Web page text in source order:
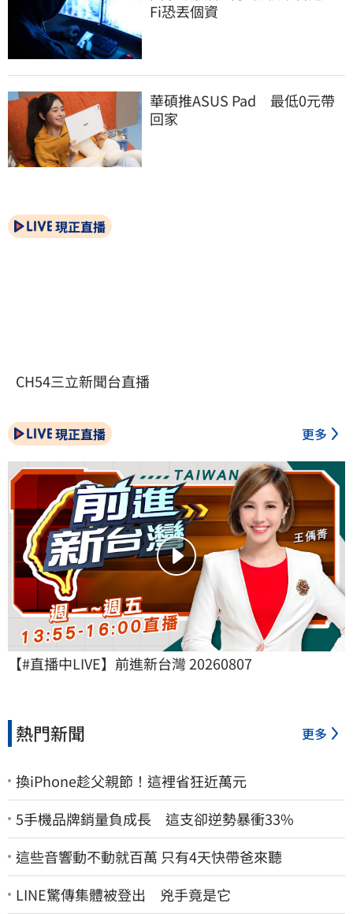
Fi恐丟個資
華碩推ASUS Pad　最低0元帶
回家
現正直播
CH54三立新聞台直播
現正直播 更多
【#直播中LIVE】前進新台灣 20260807
熱門新聞 更多
換iPhone趁父親節！這裡省狂近萬元
5手機品牌銷量負成長 這支卻逆勢暴衝33%
這些音響動不動就百萬 只有4天快帶爸來聽
LINE驚傳集體被登出 兇手竟是它